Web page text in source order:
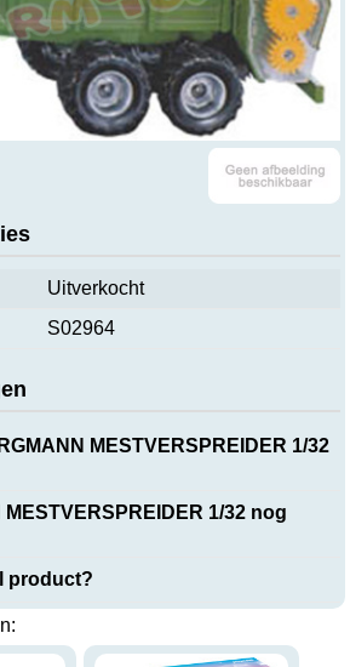
Uitverkocht
S02964
MESTVERSPREIDER 1/32
MESTVERSPREIDER 1/32 nog
product?